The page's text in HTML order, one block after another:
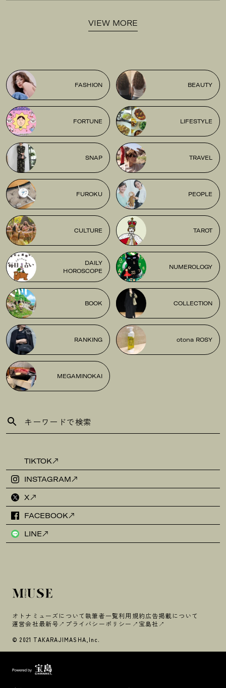
VIEW MORE
FASHION BEAUTY
FORTUNE LIFESTYLE
SNAP TRAVEL
FUROKU PEOPLE
CULTURE TAROT
DAILY
HOROSCOPE
NUMEROLOGY
BOOK COLLECTION
RANKING otona ROSY
MEGAMINOKAI
TIKTOK
INSTAGRAM
X
FACEBOOK
LINE
オトナミューズについて執筆者一覧利用規約広告掲載について
運営会社最新号 プライバシーポリシー 宝島社
© 2021 TAKARAJIMASHA,Inc.